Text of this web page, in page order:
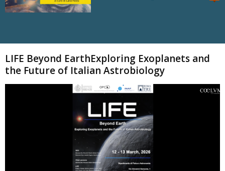
LIFE Beyond EarthExploring Exoplanets and
the Future of Italian Astrobiology